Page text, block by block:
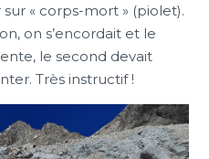
« corps-mort » (piolet).
on s’encordait et le
le second devait
Très instructif !